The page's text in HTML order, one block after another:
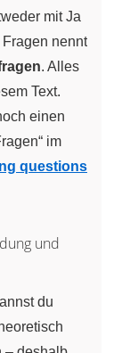
mit Ja
nennt
. Alles
Text.
einen
im
questions
und
du